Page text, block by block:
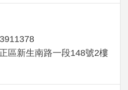
區新生南路一段148號2樓